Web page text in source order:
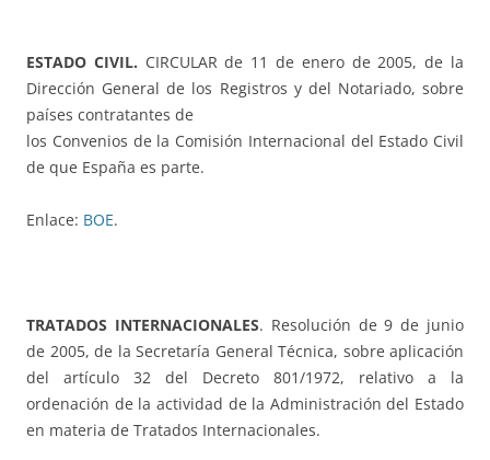
ESTADO CIVIL. CIRCULAR de 11 de enero de 2005, de la
Dirección General de los Registros y del Notariado, sobre
países contratantes de
los Convenios de la Comisión Internacional del Estado Civil
de que España es parte.
Enlace: BOE.
TRATADOS INTERNACIONALES. Resolución de 9 de junio
de 2005, de la Secretaría General Técnica, sobre aplicación
del artículo 32 del Decreto 801/1972, relativo a la
ordenación de la actividad de la Administración del Estado
en materia de Tratados Internacionales.